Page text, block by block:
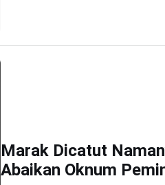
Marak Dicatut
Abaikan Oknum